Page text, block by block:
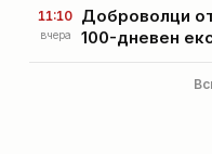
11:10
вчера
Доброволци
100-дневен
изолация в